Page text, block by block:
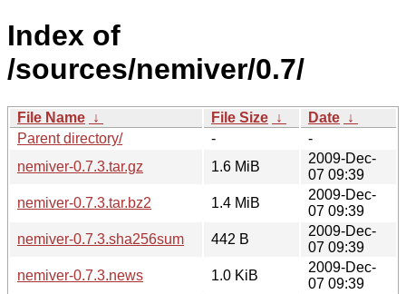
Index of
/sources/nemiver/0.7/
File Name ↓ File Size ↓ Date ↓
Parent directory/
-
-
nemiver-0.7.3.tar.gz
1.6 MiB
2009-Dec-
07 09:39
nemiver-0.7.3.tar.bz2
1.4 MiB
2009-Dec-
07 09:39
nemiver-0.7.3.sha256sum
442 B
2009-Dec-
07 09:39
nemiver-0.7.3.news
1.0 KiB
2009-Dec-
07 09:39